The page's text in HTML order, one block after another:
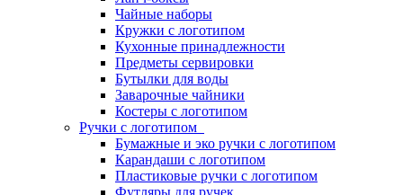
Чайные наборы
Кружки с логотипом
Кухонные принадлежности
Предметы сервировки
Бутылки для воды
Заварочные чайники
Костеры с логотипом
Ручки с логотипом
Бумажные и эко ручки с логотипом
Карандаши с логотипом
Пластиковые ручки с логотипом
Футляры для ручек